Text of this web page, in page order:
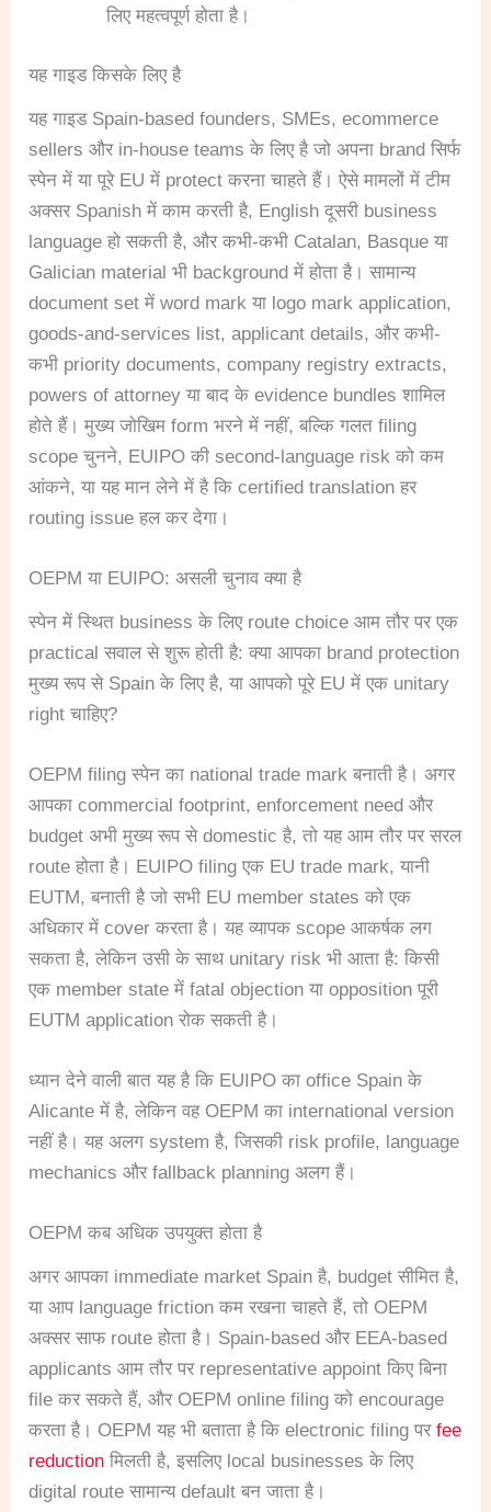
लिए महत्वपूर्ण होता है।
यह गाइड किसके लिए है
यह गाइड Spain-based founders, SMEs, ecommerce
sellers और in-house teams के लिए है जो अपना brand सिर्फ
स्पेन में या पूरे EU में protect करना चाहते हैं। ऐसे मामलों में टीम
अक्सर Spanish में काम करती है, English दूसरी business
language हो सकती है, और कभी-कभी Catalan, Basque या
Galician material भी background में होता है। सामान्य
document set में word mark या logo mark application,
goods-and-services list, applicant details, और कभी-
कभी priority documents, company registry extracts,
powers of attorney या बाद के evidence bundles शामिल
होते हैं। मुख्य जोखिम form भरने में नहीं, बल्कि गलत filing
scope चुनने, EUIPO की second-language risk को कम
आंकने, या यह मान लेने में है कि certified translation हर
routing issue हल कर देगा।
OEPM या EUIPO: असली चुनाव क्या है
स्पेन में स्थित business के लिए route choice आम तौर पर एक
practical सवाल से शुरू होती है: क्या आपका brand protection
मुख्य रूप से Spain के लिए है, या आपको पूरे EU में एक unitary
right चाहिए?
OEPM filing स्पेन का national trade mark बनाती है। अगर
आपका commercial footprint, enforcement need और
budget अभी मुख्य रूप से domestic है, तो यह आम तौर पर सरल
route होता है। EUIPO filing एक EU trade mark, यानी
EUTM, बनाती है जो सभी EU member states को एक
अधिकार में cover करता है। यह व्यापक scope आकर्षक लग
सकता है, लेकिन उसी के साथ unitary risk भी आता है: किसी
एक member state में fatal objection या opposition पूरी
EUTM application रोक सकती है।
ध्यान देने वाली बात यह है कि EUIPO का office Spain के
Alicante में है, लेकिन वह OEPM का international version
नहीं है। यह अलग system है, जिसकी risk profile, language
mechanics और fallback planning अलग हैं।
OEPM कब अधिक उपयुक्त होता है
अगर आपका immediate market Spain है, budget सीमित है,
या आप language friction कम रखना चाहते हैं, तो OEPM
अक्सर साफ route होता है। Spain-based और EEA-based
applicants आम तौर पर representative appoint किए बिना
file कर सकते हैं, और OEPM online filing को encourage
करता है। OEPM यह भी बताता है कि electronic filing परfee
reduction मिलती है, इसलिए local businesses के लिए
digital route सामान्य default बन जाता है।